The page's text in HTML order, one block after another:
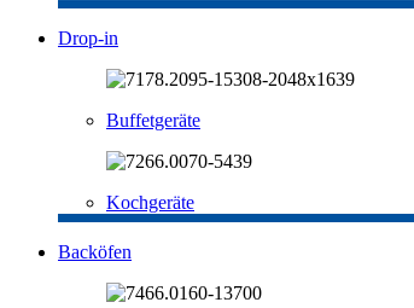
Drop-in
Buffetgeräte
Kochgeräte
Backöfen